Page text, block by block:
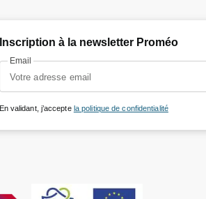
Inscription à la newsletter Proméo
Email
En validant, j’accepte la politique de confidentialité